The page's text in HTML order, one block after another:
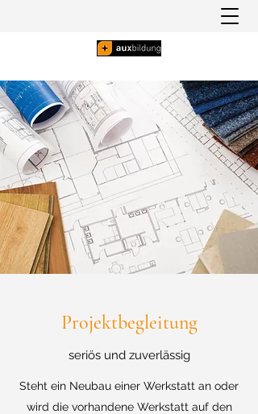
Projektbegleitung
seriös und zuverlässig
Steht ein Neubau einer Werkstatt an oder
wird die vorhandene Werkstatt auf den